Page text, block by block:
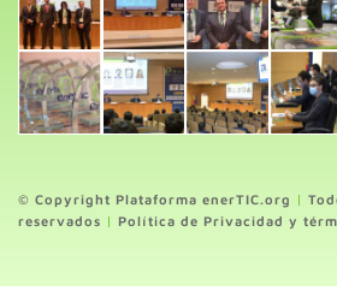
© Copyright Plataforma enerTIC.org |
reservados | Política de Privacidad y